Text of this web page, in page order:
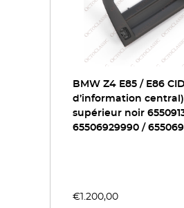
BMW Z4 E85 / E86
d’information central)
supérieur noir
65506929990 /
€ 1.200,00